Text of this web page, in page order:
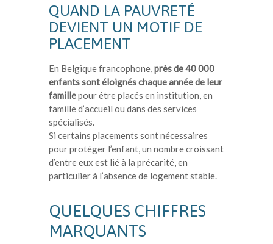
QUAND LA PAUVRETÉ
DEVIENT UN MOTIF DE
PLACEMENT
En Belgique francophone,près de 40 000
enfants sont éloignés chaque année de leur
famillepour être placés en institution, en
famille d’accueil ou dans des services
spécialisés.
Si certains placements sont nécessaires
pour protéger l’enfant, un nombre croissant
d’entre eux est lié à la précarité, en
particulier à l’absence de logement stable.
QUELQUES CHIFFRES
MARQUANTS